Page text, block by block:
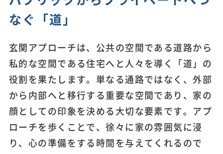
なぐ「道」
玄関アプローチは、公共の空間である道路から
私的な空間である住宅へと人々を導く「道」の
役割を果たします。単なる通路ではなく、外部
から内部へと移行する重要な空間であり、家の
顔としての印象を決める大切な要素です。アプ
ローチを歩くことで、徐々に家の雰囲気に浸
り、心の準備をする時間を与えてくれるので